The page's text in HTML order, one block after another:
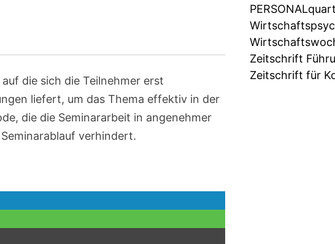
die sich die Teilnehmer erst
liefert, um das Thema effektiv in der
die die Seminararbeit in angenehmer
verhindert.
Zeitschrift
Zeitschrift für